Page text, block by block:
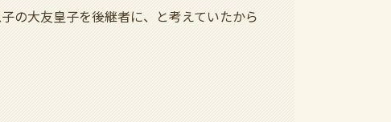
の大友皇子を後継者に、と考えていたから